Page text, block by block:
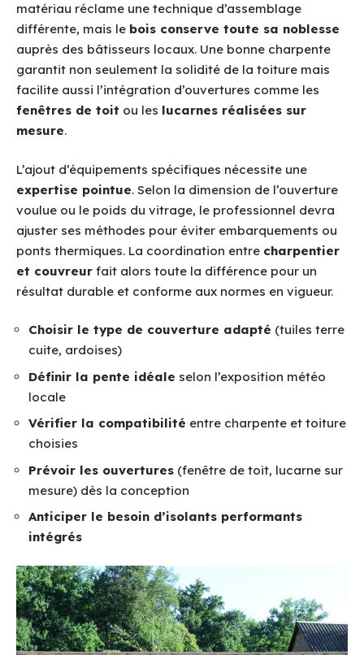
matériau réclame une technique d’assemblage
différente, mais le bois conserve toute sa noblesse
auprès des bâtisseurs locaux. Une bonne charpente
garantit non seulement la solidité de la toiture mais
facilite aussi l’intégration d’ouvertures comme les
fenêtres de toit ou les lucarnes réalisées sur
mesure.
L’ajout d’équipements spécifiques nécessite une
expertise pointue. Selon la dimension de l’ouverture
voulue ou le poids du vitrage, le professionnel devra
ajuster ses méthodes pour éviter embarquements ou
ponts thermiques. La coordination entre charpentier
et couvreur fait alors toute la différence pour un
résultat durable et conforme aux normes en vigueur.
Choisir le type de couverture adapté (tuiles terre
cuite, ardoises)
Définir la pente idéale selon l’exposition météo
locale
Vérifier la compatibilité entre charpente et toiture
choisies
Prévoir les ouvertures (fenêtre de toit, lucarne sur
mesure) dès la conception
Anticiper le besoin d’isolants performants
intégrés